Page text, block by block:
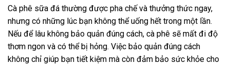
Cà phê sữa đá thường được pha chế và thưởng thức ngay,
nhưng có những lúc bạn không thể uống hết trong một lần.
Nếu để lâu không bảo quản đúng cách, cà phê sẽ mất đi độ
thơm ngon và có thể bị hỏng. Việc bảo quản đúng cách
không chỉ giúp bạn tiết kiệm mà còn đảm bảo sức khỏe cho